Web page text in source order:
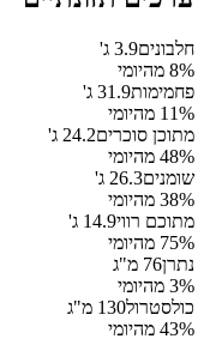
חלבונים3.9 ג'
8% מהיומי
פחמימות31.9 ג'
11% מהיומי
מתוכן סוכרים24.2 ג'
48% מהיומי
שומנים26.3 ג'
38% מהיומי
מתוכם רווי14.9 ג'
75% מהיומי
נתרן76 מ"ג
3% מהיומי
כולסטרול130 מ"ג
43% מהיומי